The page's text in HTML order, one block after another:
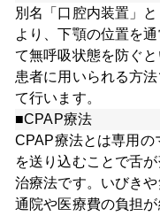
別名「口腔内装置」
より、下顎の位置を
て無呼吸状態を防ぐ
患者に用いられる方
て行います。
■CPAP療法
CPAP療法とは専用の
を送り込むことで舌
治療法です。いびき
通院や医療費の負担